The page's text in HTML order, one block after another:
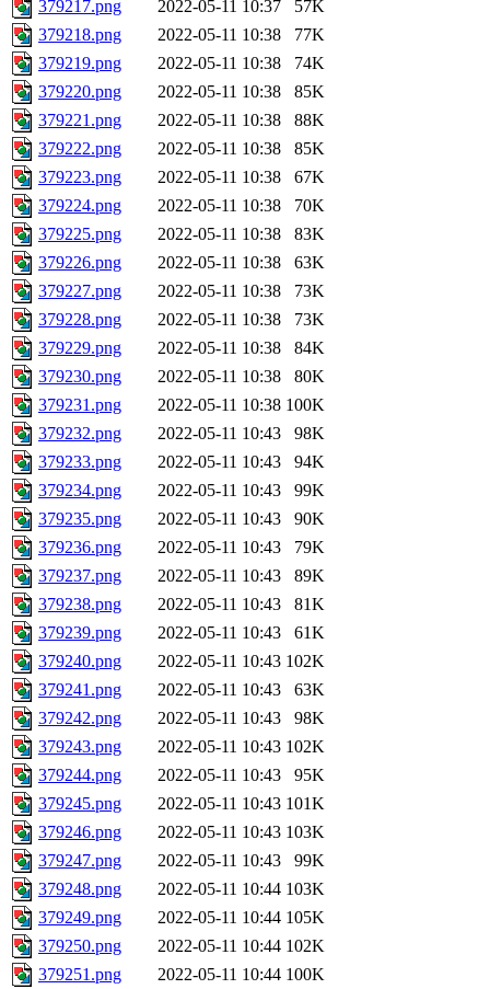
379217.png 2022-05-11 10:37
57K
379218.png
2022-05-11 10:38
77K
379219.png
2022-05-11 10:38
74K
379220.png
2022-05-11 10:38
85K
379221.png
2022-05-11 10:38
88K
379222.png
2022-05-11 10:38
85K
379223.png
2022-05-11 10:38
67K
379224.png
2022-05-11 10:38
70K
379225.png
2022-05-11 10:38
83K
379226.png
2022-05-11 10:38
63K
379227.png
2022-05-11 10:38
73K
379228.png
2022-05-11 10:38
73K
379229.png
2022-05-11 10:38
84K
379230.png
2022-05-11 10:38
80K
379231.png
2022-05-11 10:38 100K
379232.png
2022-05-11 10:43
98K
379233.png
2022-05-11 10:43
94K
379234.png
2022-05-11 10:43
99K
379235.png
2022-05-11 10:43
90K
379236.png
2022-05-11 10:43
79K
379237.png
2022-05-11 10:43
89K
379238.png
2022-05-11 10:43
81K
379239.png
2022-05-11 10:43
61K
379240.png
2022-05-11 10:43 102K
379241.png
2022-05-11 10:43
63K
379242.png
2022-05-11 10:43
98K
379243.png
2022-05-11 10:43 102K
379244.png
2022-05-11 10:43
95K
379245.png
2022-05-11 10:43 101K
379246.png
2022-05-11 10:43 103K
379247.png
2022-05-11 10:43
99K
379248.png
2022-05-11 10:44 103K
379249.png
2022-05-11 10:44 105K
379250.png
2022-05-11 10:44 102K
379251.png
2022-05-11 10:44 100K